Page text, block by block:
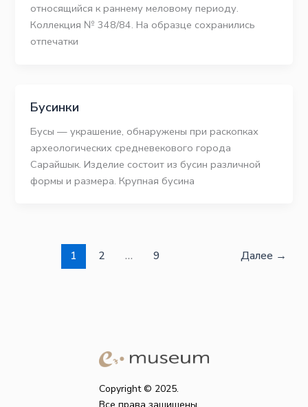
относящийся к раннему меловому периоду.
Коллекция № 348/84. На образце сохранились
отпечатки
Бусинки
Бусы — украшение, обнаружены при раскопках
археологических средневекового города
Сарайшык. Изделие состоит из бусин различной
формы и размера. Крупная бусина
1 2 … 9 Далее →
Copyright © 2025.